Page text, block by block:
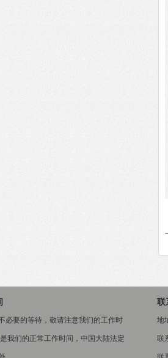
必要的等待，敬请注意我们的工作时
我们的正常工作时间，中国大陆法定
联
地
联